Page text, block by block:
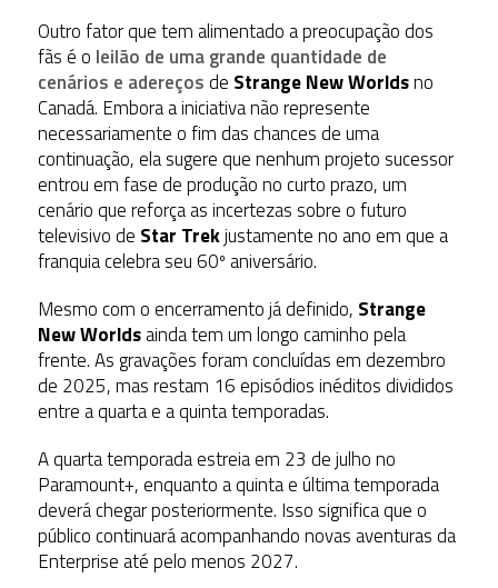
Outro fator que tem alimentado a preocupação dos
fãs é o leilão de uma grande quantidade de
cenários e adereçosde Strange New Worldsno
Canadá. Embora a iniciativa não represente
necessariamente o fim das chances de uma
continuação, ela sugere que nenhum projeto sucessor
entrou em fase de produção no curto prazo, um
cenário que reforça as incertezas sobre o futuro
televisivo de Star Trekjustamente no ano em que a
franquia celebra seu 60º aniversário.
Mesmo com o encerramento já definido, Strange
New Worldsainda tem um longo caminho pela
frente. As gravações foram concluídas em dezembro
de 2025, mas restam 16 episódios inéditos divididos
entre a quarta e a quinta temporadas.
A quarta temporada estreia em 23 de julho no
Paramount+, enquanto a quinta e última temporada
deverá chegar posteriormente. Isso significa que o
público continuará acompanhando novas aventuras da
Enterprise até pelo menos 2027.